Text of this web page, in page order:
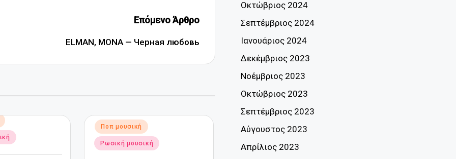
Επόμενο Άρθρο
ELMAN, MONA — Черная любовь
Αναρτήθηκε
σε
Ποπ μουσική
Ρωσική μουσική
Οκτώβριος 2024
Σεπτέμβριος 2024
Ιανουάριος 2024
Δεκέμβριος 2023
Νοέμβριος 2023
Οκτώβριος 2023
Σεπτέμβριος 2023
Αύγουστος 2023
Απρίλιος 2023